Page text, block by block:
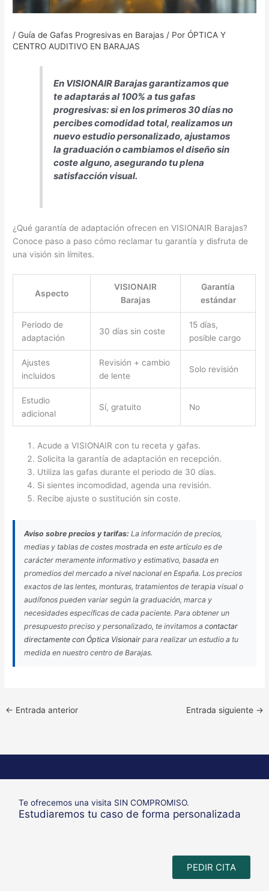
/ Guía de Gafas Progresivas en Barajas / Por ÓPTICA Y
CENTRO AUDITIVO EN BARAJAS
En VISIONAIR Barajas garantizamos que
te adaptarás al 100% a tus gafas
progresivas: si en los primeros 30 días no
percibes comodidad total, realizamos un
nuevo estudio personalizado, ajustamos
la graduación o cambiamos el diseño sin
coste alguno, asegurando tu plena
satisfacción visual.
¿Qué garantía de adaptación ofrecen en VISIONAIR Barajas?
Conoce paso a paso cómo reclamar tu garantía y disfruta de
una visión sin límites.
Aspecto
VISIONAIR
Barajas
Garantía
estándar
Periodo de
adaptación
30 días sin coste
15 días,
posible cargo
Ajustes
incluidos
Revisión + cambio
de lente
Solo revisión
Estudio
adicional
Sí, gratuito No
Acude a VISIONAIR con tu receta y gafas.
Solicita la garantía de adaptación en recepción.
Utiliza las gafas durante el periodo de 30 días.
Si sientes incomodidad, agenda una revisión.
Recibe ajuste o sustitución sin coste.
Aviso sobre precios y tarifas: La información de precios,
medias y tablas de costes mostrada en este artículo es de
carácter meramente informativo y estimativo, basada en
promedios del mercado a nivel nacional en España. Los precios
exactos de las lentes, monturas, tratamientos de terapia visual o
audífonos pueden variar según la graduación, marca y
necesidades específicas de cada paciente. Para obtener un
presupuesto preciso y personalizado, te invitamos acontactar
directamente con Óptica Visionair para realizar un estudio a tu
medida en nuestro centro de Barajas.
← Entrada anterior Entrada siguiente →
Te ofrecemos una visita SIN COMPROMISO.
Estudiaremos tu caso de forma personalizada
PEDIR CITA